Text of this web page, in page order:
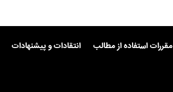
مقررات استفاده از مطالب انتقادات و پیشنهادات